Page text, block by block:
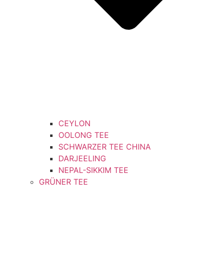
CEYLON
OOLONG TEE
SCHWARZER TEE CHINA
DARJEELING
NEPAL-SIKKIM TEE
GRÜNER TEE